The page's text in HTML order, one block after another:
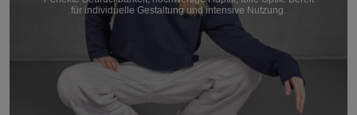
für individuelle Gestaltung und intensive Nutzung.